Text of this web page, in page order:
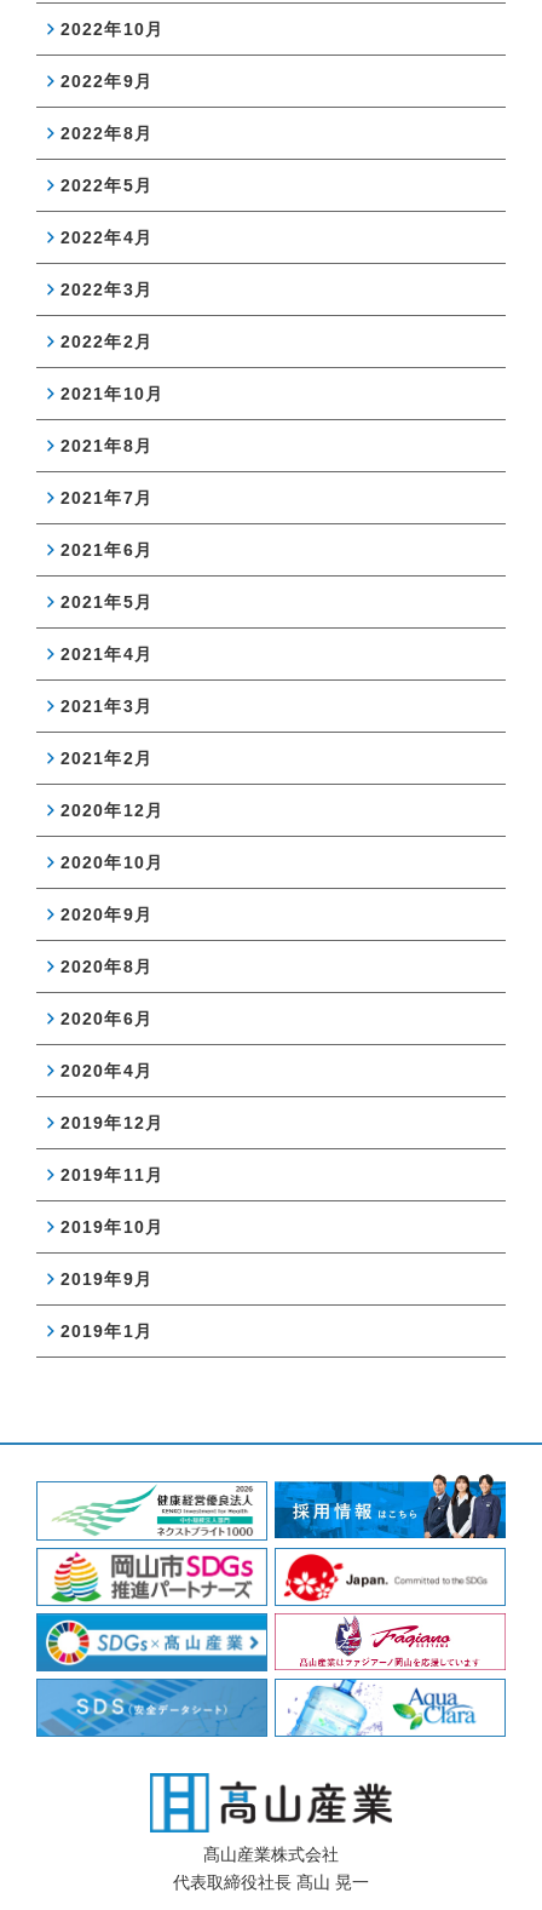
2022年10月
2022年9月
2022年8月
2022年5月
2022年4月
2022年3月
2022年2月
2021年10月
2021年8月
2021年7月
2021年6月
2021年5月
2021年4月
2021年3月
2021年2月
2020年12月
2020年10月
2020年9月
2020年8月
2020年6月
2020年4月
2019年12月
2019年11月
2019年10月
2019年9月
2019年1月
髙山産業株式会社
代表取締役社長 髙山 晃一